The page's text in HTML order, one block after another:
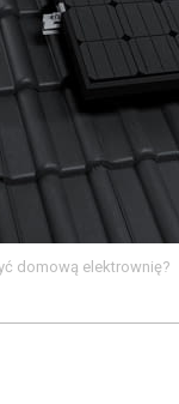
domową elektrownię?